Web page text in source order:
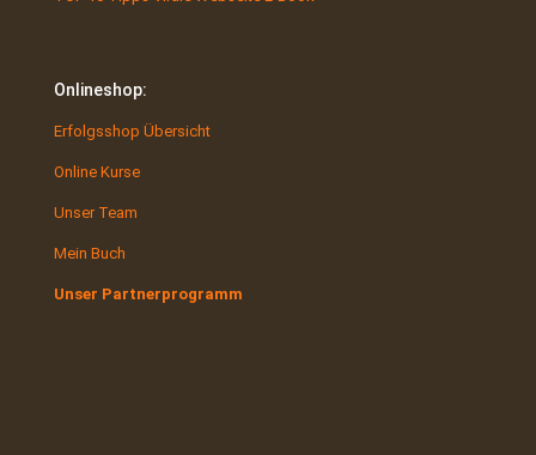
Onlineshop:
Erfolgsshop Übersicht
Online Kurse
Unser Team
Mein Buch
Unser Partnerprogramm